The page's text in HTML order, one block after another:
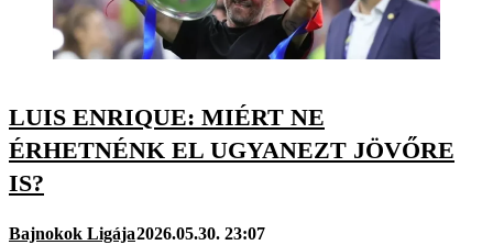
LUIS ENRIQUE: MIÉRT NE
ÉRHETNÉNK EL UGYANEZT JÖVŐRE
IS?
Bajnokok Ligája2026.05.30. 23:07